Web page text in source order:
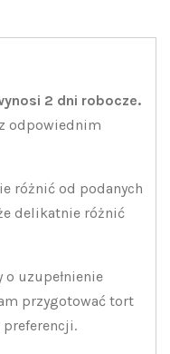
2 dni robocze.
odpowiednim
różnić od podanych
delikatnie różnić
o uzupełnienie
przygotować tort
preferencji.